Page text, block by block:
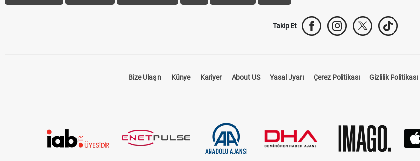
Takip Et
Bize Ulaşın Künye Kariyer About US Yasal Uyarı Çerez Politikası Gizlilik Politikası